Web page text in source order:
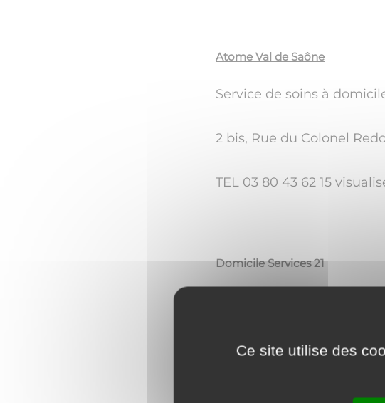
Atome Val de Saône
Service de soins à
2 bis, Rue du Colonel
TEL 03 80 43 62 15
Domicile Services 21
1 Rue du colonel
Ce site utilise des